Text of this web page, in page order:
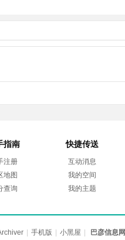
指南
注册
地图
查询
快捷传送
互动消息
我的空间
我的主题
手机版 小黑屋 巴彦信息网